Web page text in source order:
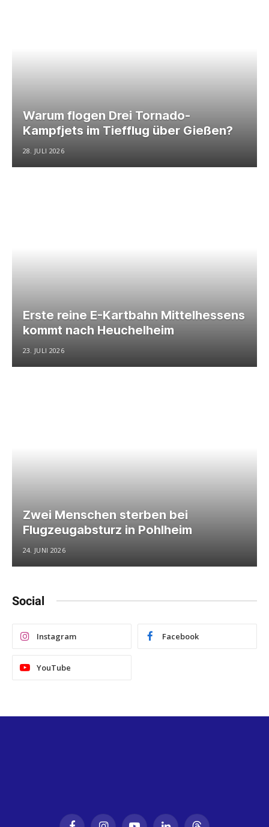
Warum flogen Drei Tornado-
Kampfjets im Tiefflug über Gießen?
28. JULI 2026
Erste reine E-Kartbahn Mittelhessens
kommt nach Heuchelheim
23. JULI 2026
Zwei Menschen sterben bei
Flugzeugabsturz in Pohlheim
24. JUNI 2026
Social
Instagram Facebook
YouTube